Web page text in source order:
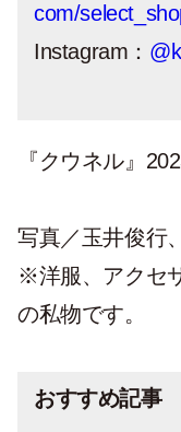
com/
Instagram：
『クウネル』
写真／玉井俊行
※洋服、アクセ
の私物です。
おすすめ記事